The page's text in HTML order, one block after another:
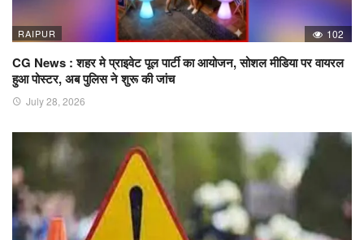
RAIPUR 102
CG News : शहर मे प्राइवेट पूल पार्टी का आयोजन, सोशल मीडिया पर वायरल
हुआ पोस्टर, अब पुलिस ने शुरू की जांच
July 28, 2026